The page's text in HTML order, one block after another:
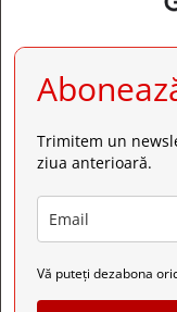
Trimitem un
ziua anterioară.
Vă puteți dezabona